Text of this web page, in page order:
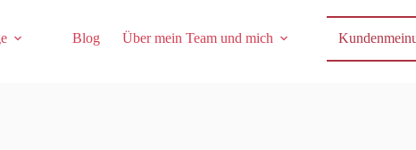
Blog Über mein Team und mich